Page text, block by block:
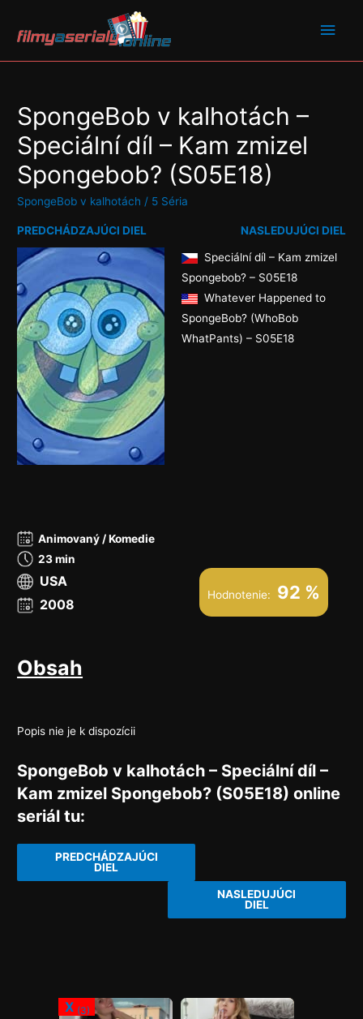
SpongeBob v kalhotách –
Speciální díl – Kam zmizel
Spongebob? (S05E18)
SpongeBob v kalhotách / 5 Séria
PREDCHÁDZAJÚCI DIEL NASLEDUJÚCI DIEL
Speciální díl – Kam zmizel
Spongebob? – S05E18
Whatever Happened to
SpongeBob? (WhoBob
WhatPants) – S05E18
Hodnotenie: 92 %
Animovaný / Komedie
23 min
USA
2008
Obsah
Popis nie je k dispozícii
SpongeBob v kalhotách – Speciální díl –
Kam zmizel Spongebob? (S05E18) online
seriál tu:
X (1)
X (2)
X (3)
PREDCHÁDZAJÚCI
DIEL
NASLEDUJÚCI
DIEL